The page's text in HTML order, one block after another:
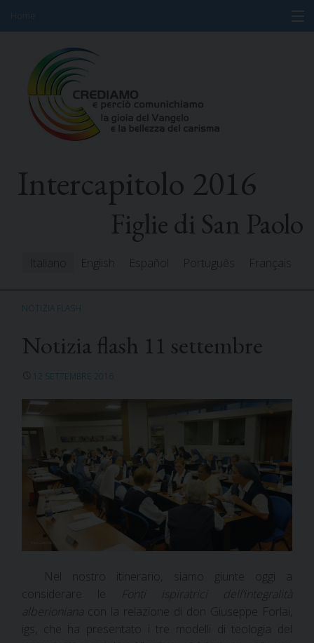
content
Informazioni
Programma
Partecipanti
Risorse
Intercapitolo 2016
Figlie di San Paolo
Italiano English Español Português Français
NOTIZIA FLASH
Notizia flash 11 settembre
12 SETTEMBRE 2016
Nel nostro itinerario, siamo giunte oggi a
considerare le
Fonti ispiratrici dell’integralità
alberioniana
con la relazione di don Giuseppe Forlai,
igs, che ha presentato i tre modelli di teologia del